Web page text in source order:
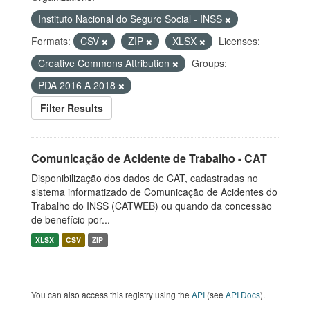
Instituto Nacional do Seguro Social - INSS
Formats:
CSV ZIP XLSX
Licenses:
Creative Commons Attribution
Groups:
PDA 2016 A 2018
Filter Results
Comunicação de Acidente de Trabalho - CAT
Disponibilização dos dados de CAT, cadastradas no
sistema informatizado de Comunicação de Acidentes do
Trabalho do INSS (CATWEB) ou quando da concessão
de benefício por...
XLSX CSV ZIP
You can also access this registry using the API (see API Docs).